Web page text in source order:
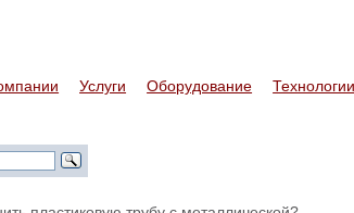
Услуги Оборудование Технологии